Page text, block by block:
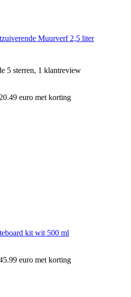
Muurverf 2,5 liter
5 sterren, 1 klantreview
euro met korting
kit wit 500 ml
euro met korting